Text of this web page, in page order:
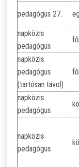
pedagógus 27.
napközis
pedagógus
napközis
pedagógus
(tartósan távol)
napközis
pedagógus
napközis
pedagógus